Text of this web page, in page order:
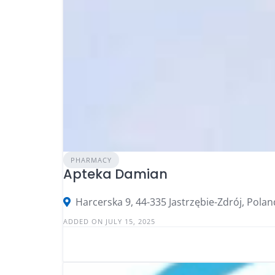
PHARMACY
Apteka Damian
Harcerska 9, 44-335 Jastrzębie-Zdrój,
ADDED ON JULY 15, 2025